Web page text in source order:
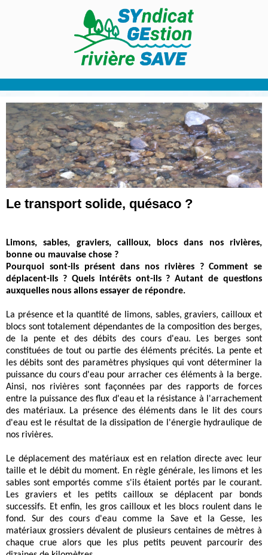
Le transport solide, quésaco ?
Limons, sables, graviers, cailloux, blocs dans nos rivières,
bonne ou mauvaise chose ?
Pourquoi sont-ils présent dans nos rivières ? Comment se
déplacent-ils ? Quels intérêts ont-ils ? Autant de questions
auxquelles nous allons essayer de répondre.
La présence et la quantité de limons, sables, graviers, cailloux et
blocs sont totalement dépendantes de la composition des berges,
de la pente et des débits des cours d'eau. Les berges sont
constituées de tout ou partie des éléments précités. La pente et
les débits sont des paramètres physiques qui vont déterminer la
puissance du cours d'eau pour arracher ces éléments à la berge.
Ainsi, nos rivières sont façonnées par des rapports de forces
entre la puissance des flux d'eau et la résistance à l'arrachement
des matériaux. La présence des éléments dans le lit des cours
d'eau est le résultat de la dissipation de l'énergie hydraulique de
nos rivières.
Le déplacement des matériaux est en relation directe avec leur
taille et le débit du moment. En règle générale, les limons et les
sables sont emportés comme s'ils étaient portés par le courant.
Les graviers et les petits cailloux se déplacent par bonds
successifs. Et enfin, les gros cailloux et les blocs roulent dans le
fond. Sur des cours d'eau comme la Save et la Gesse, les
matériaux grossiers dévalent de plusieurs centaines de mètres à
chaque crue alors que les plus petits peuvent parcourir des